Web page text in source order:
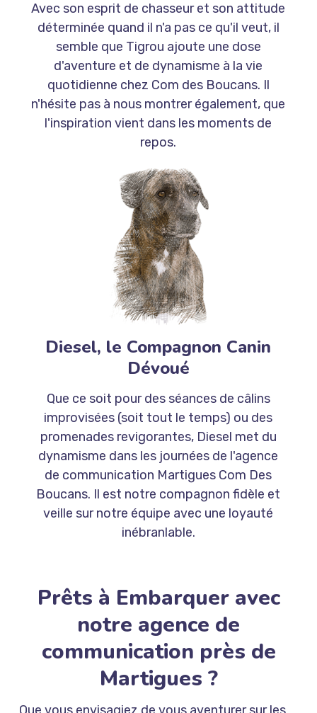
Avec son esprit de chasseur et son attitude
déterminée quand il n'a pas ce qu'il veut, il
semble que Tigrou ajoute une dose
d'aventure et de dynamisme à la vie
quotidienne chez Com des Boucans. Il
n'hésite pas à nous montrer également, que
l'inspiration vient dans les moments de
repos.
Diesel, le Compagnon Canin
Dévoué
Que ce soit pour des séances de câlins
improvisées (soit tout le temps) ou des
promenades revigorantes, Diesel met du
dynamisme dans les journées de l'agence
de communication Martigues Com Des
Boucans. Il est notre compagnon fidèle et
veille sur notre équipe avec une loyauté
inébranlable.
Prêts à Embarquer avec
notre agence de
communication près de
Martigues ?